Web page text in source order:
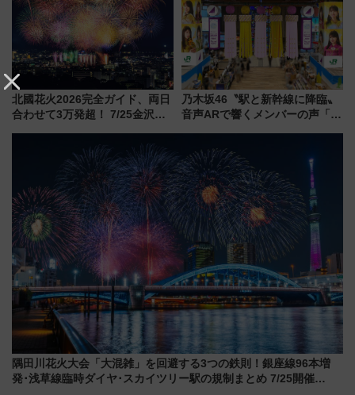
ープラン
ーも
北國花火2026完全ガイド、両日
合わせて3万発超！ 7/25金沢大
会の日程・アクセス・観覧席ま
とめ（石川県）
乃木坂46〝駅と新幹線に降臨〟
音声ARで響くメンバーの声「真
隅田川花火大会「大混雑」を回避する3つの鉄則！銀座線96本増
発･浅草線臨時ダイヤ･スカイツリー駅の規制まとめ 7/25開催